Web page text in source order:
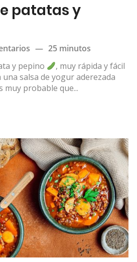
patatas y
— 25 minutos
y pepino
, muy rápida y fácil
una salsa de yogur aderezada
muy probable que...